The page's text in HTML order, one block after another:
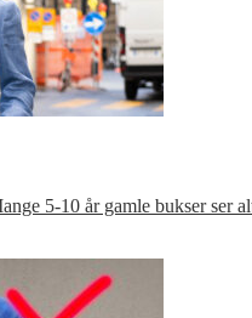
5-10 år gamle bukser ser